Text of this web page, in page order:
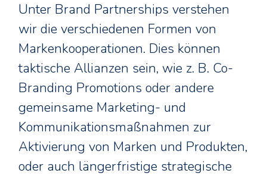
Unter Brand Partnerships verstehen
wir die verschiedenen Formen von
Markenkooperationen. Dies können
taktische Allianzen sein, wie z. B. Co-
Branding Promotions oder andere
gemeinsame Marketing- und
Kommunikationsmaßnahmen zur
Aktivierung von Marken und Produkten,
oder auch längerfristige strategische